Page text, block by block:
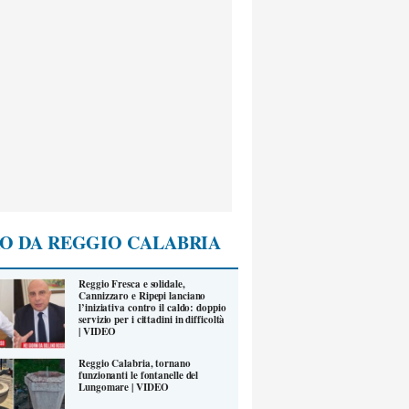
DA REGGIO CALABRIA
Reggio Fresca e solidale,
Cannizzaro e Ripepi lanciano
l’iniziativa contro il caldo: doppio
servizio per i cittadini in difficoltà
| VIDEO
Reggio Calabria, tornano
funzionanti le fontanelle del
Lungomare | VIDEO